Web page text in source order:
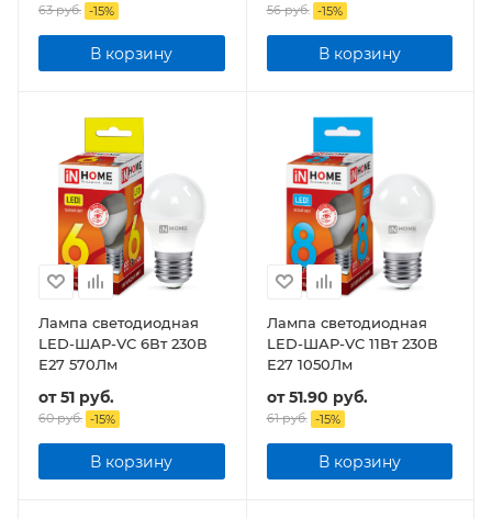
63 руб. -15%
В корзину
56 руб. -15%
В корзину
Лампа светодиодная
LED-ШАР-VC 6Вт 230В
Е27 570Лм
от51 руб.
60 руб. -15%
В корзину
Лампа светодиодная
LED-ШАР-VC 11Вт 230В
Е27 1050Лм
от51.90 руб.
61 руб. -15%
В корзину